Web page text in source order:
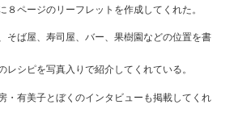
８ページのリーフレットを作成してくれた。
そば屋、寿司屋、バー、果樹園などの位置を書
レシピを写真入りで紹介してくれている。
・有美子とぼくのインタビューも掲載してくれ